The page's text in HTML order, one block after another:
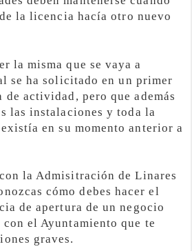
la licencia hacía otro nuevo
la misma que se vaya a
se ha solicitado en un primer
actividad, pero que además
las instalaciones y toda la
en su momento anterior a
la Admisitración de Linares
cómo debes hacer el
de apertura de un negocio
el Ayuntamiento que te
graves.